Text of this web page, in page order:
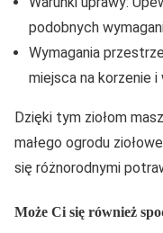
podobnych
Wymagania
miejsca na korzenie
Dzięki tym ziołom
małego ogrodu
się różnorodnymi
Może Ci się również